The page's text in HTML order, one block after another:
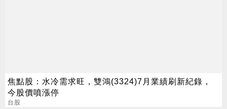
焦點股：水冷需求旺，雙鴻(3324)7月業績刷新紀錄，
今股價噴漲停
台股